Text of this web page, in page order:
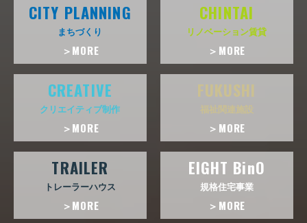
CITY PLANNING
まちづくり
＞MORE
CHINTAI
リノベーション賃貸
＞MORE
CREATIVE
クリエイティブ制作
＞MORE
FUKUSHI
福祉関連施設
＞MORE
TRAILER
トレーラーハウス
＞MORE
EIGHT BinO
規格住宅事業
＞MORE